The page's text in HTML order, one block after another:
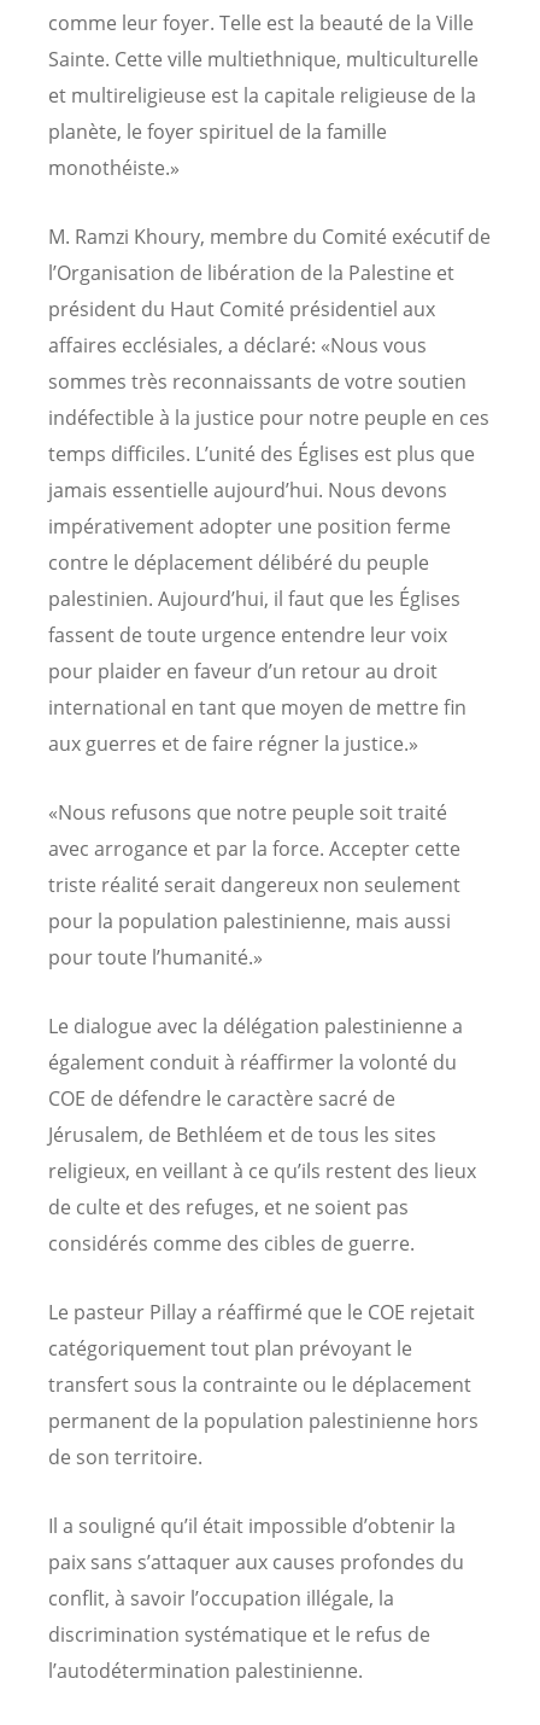
comme leur foyer. Telle est la beauté de la Ville
Sainte. Cette ville multiethnique, multiculturelle
et multireligieuse est la capitale religieuse de la
planète, le foyer spirituel de la famille
monothéiste.»
M. Ramzi Khoury, membre du Comité exécutif de
l’Organisation de libération de la Palestine et
président du Haut Comité présidentiel aux
affaires ecclésiales, a déclaré: «Nous vous
sommes très reconnaissants de votre soutien
indéfectible à la justice pour notre peuple en ces
temps difficiles. L’unité des Églises est plus que
jamais essentielle aujourd’hui. Nous devons
impérativement adopter une position ferme
contre le déplacement délibéré du peuple
palestinien. Aujourd’hui, il faut que les Églises
fassent de toute urgence entendre leur voix
pour plaider en faveur d’un retour au droit
international en tant que moyen de mettre fin
aux guerres et de faire régner la justice.»
«Nous refusons que notre peuple soit traité
avec arrogance et par la force. Accepter cette
triste réalité serait dangereux non seulement
pour la population palestinienne, mais aussi
pour toute l’humanité.»
Le dialogue avec la délégation palestinienne a
également conduit à réaffirmer la volonté du
COE de défendre le caractère sacré de
Jérusalem, de Bethléem et de tous les sites
religieux, en veillant à ce qu’ils restent des lieux
de culte et des refuges, et ne soient pas
considérés comme des cibles de guerre.
Le pasteur Pillay a réaffirmé que le COE rejetait
catégoriquement tout plan prévoyant le
transfert sous la contrainte ou le déplacement
permanent de la population palestinienne hors
de son territoire.
Il a souligné qu’il était impossible d’obtenir la
paix sans s’attaquer aux causes profondes du
conflit, à savoir l’occupation illégale, la
discrimination systématique et le refus de
l’autodétermination palestinienne.